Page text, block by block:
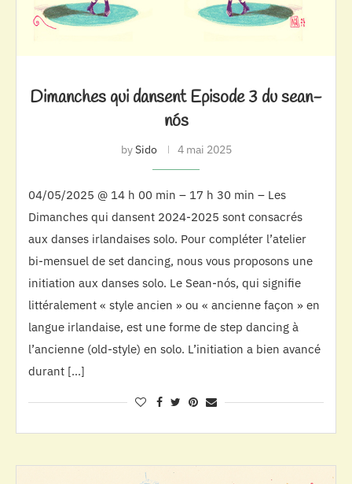
Dimanches qui dansent Episode 3 du sean-
nós
bySido 4 mai 2025
04/05/2025 @ 14 h 00 min – 17 h 30 min – Les
Dimanches qui dansent 2024-2025 sont consacrés
aux danses irlandaises solo. Pour compléter l’atelier
bi-mensuel de set dancing, nous vous proposons une
initiation aux danses solo. Le Sean-nós, qui signifie
littéralement « style ancien » ou « ancienne façon » en
langue irlandaise, est une forme de step dancing à
l’ancienne (old-style) en solo. L’initiation a bien avancé
durant […]